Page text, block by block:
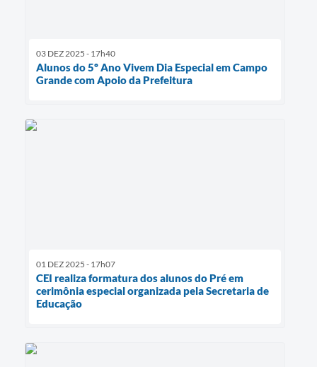
03 DEZ 2025 - 17h40
Alunos do 5º Ano Vivem Dia Especial em Campo
Grande com Apoio da Prefeitura
01 DEZ 2025 - 17h07
CEI realiza formatura dos alunos do Pré em
cerimônia especial organizada pela Secretaria de
Educação